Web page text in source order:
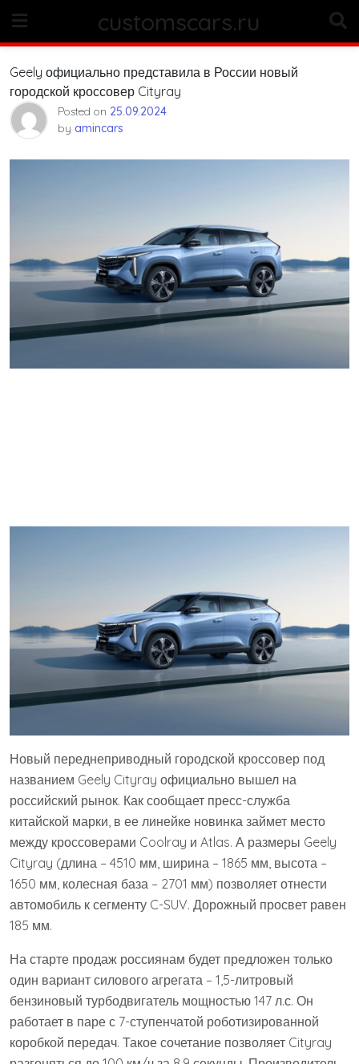
content
customscars.ru
Geely официально представила в России новый
городской кроссовер Cityray
Posted on 25.09.2024
by amincars
Новый переднеприводный городской кроссовер под
названием Geely Cityray официально вышел на
российский рынок. Как сообщает пресс-служба
китайской марки, в ее линейке новинка займет место
между кроссоверами Coolray и Atlas. А размеры Geely
Cityray (длина – 4510 мм, ширина – 1865 мм, высота –
1650 мм, колесная база – 2701 мм) позволяет отнести
автомобиль к сегменту C-SUV. Дорожный просвет равен
185 мм.
На старте продаж россиянам будет предложен только
один вариант силового агрегата – 1,5-литровый
бензиновый турбодвигатель мощностью 147 л.с. Он
работает в паре с 7-ступенчатой роботизированной
коробкой передач. Такое сочетание позволяет Cityray